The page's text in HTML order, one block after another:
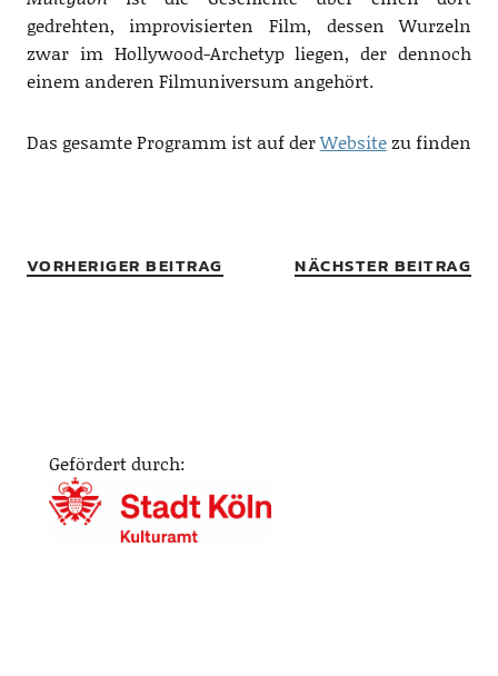
gedrehten, improvisierten Film, dessen Wurzeln
zwar im Hollywood-Archetyp liegen, der dennoch
einem anderen Filmuniversum angehört.
Das gesamte Programm ist auf derWebsitezu finden
VORHERIGER BEITRAG NÄCHSTER BEITRAG
Gefördert durch: